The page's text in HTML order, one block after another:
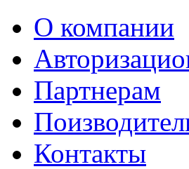
О компании
Партнерам
Контакты